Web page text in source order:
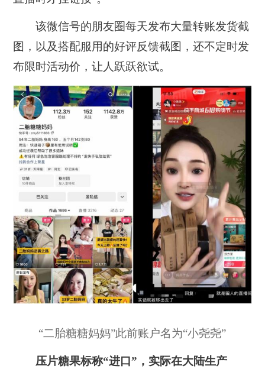
该微信号的朋友圈每天发布大量转账发货截
图，以及搭配服用的好评反馈截图，还不定时发
布限时活动价，让人跃跃欲试‌。
“二胎糖糖妈妈”此前账户名为“小尧尧”
压片糖果标称“进口”，实际在大陆生产